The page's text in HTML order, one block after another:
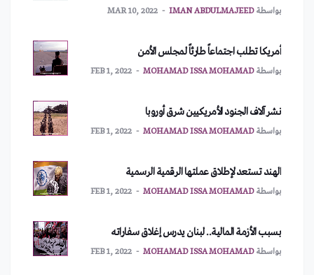
بواسطةIMAN ABDULMAJEED
MAR 10, 2022
أمريكا تطلب اجتماعاً طارئاً لمجلس الأمن
بواسطةMOHAMAD ISSA MOHAMAD
FEB 1, 2022
نشر آلاف الجنود الأمريكيين شرق أوروبا
بواسطةMOHAMAD ISSA MOHAMAD
FEB 1, 2022
الهند تستعد لإطلاق عملتها الرقمية الرسمية
بواسطةMOHAMAD ISSA MOHAMAD
FEB 1, 2022
بسبب الأزمة المالية.. لبنان يدرس إغلاق سفاراته
بواسطةMOHAMAD ISSA MOHAMAD
FEB 1, 2022